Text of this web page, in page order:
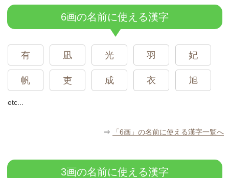
6画の名前に使える漢字
有 凪 光 羽 妃
帆 吏 成 衣 旭
etc...
⇒ 「6画」の名前に使える漢字一覧へ
3画の名前に使える漢字